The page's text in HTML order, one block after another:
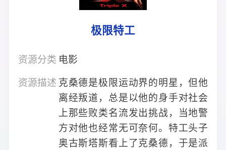
极限特工
资源分类 电影
资源描述 克桑德是极限运动界的明星，但他
离经叛道，总是以他的身手对社会
上那些败类名流发出挑战，当地警
方对他也经常无可奈何。特工头子
奥古斯塔斯看上了克桑德，于是派